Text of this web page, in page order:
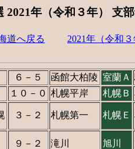
2021年（令和３年） 支
道へ戻る 2021年（令和
６－５ 函館大柏陵 室蘭Ａ
１０－０ 札幌平岸 札幌Ｂ
３－２ 札幌第一 札幌Ｅ
９－２ 滝川 旭川